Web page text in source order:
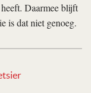
Daarmee blijft
is dat niet genoeg.